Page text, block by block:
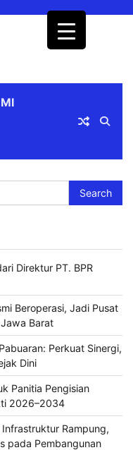
Direktur PT. BPR
Beroperasi, Jadi Pusat
Barat
Perkuat Sinergi,
Dini
Panitia Pengisian
2026–2034
Rampung,
pada Pembangunan